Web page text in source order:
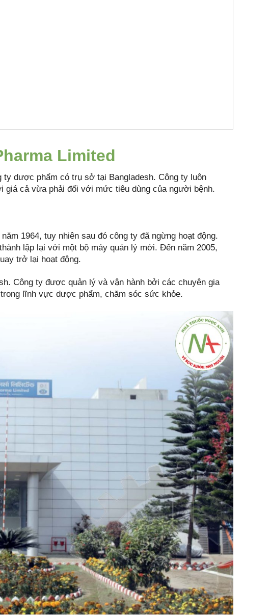
Limited
dược phẩm có trụ sở tại Bangladesh. Công ty luôn
cả vừa phải đối với mức tiêu dùng của người bệnh.
1964, tuy nhiên sau đó công ty đã ngừng hoạt động.
lập lại với một bộ máy quản lý mới. Đến năm 2005,
trở lại hoạt động.
Công ty được quản lý và vận hành bởi các chuyên gia
lĩnh vực dược phẩm, chăm sóc sức khỏe.